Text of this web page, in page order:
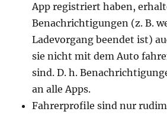
App registriert haben,
Benachrichtigungen (z. B.
Ladevorgang beendet ist)
sie nicht mit dem Auto
sind. D. h.
an alle Apps.
Fahrerprofile sind nur